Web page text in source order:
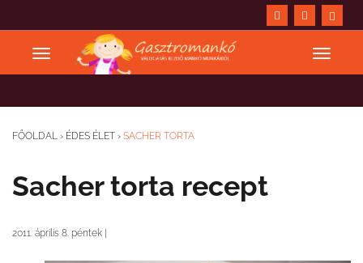
FŐOLDAL › ÉDES ÉLET › SACHER TORTA
Sacher torta recept
2011. április 8. péntek |